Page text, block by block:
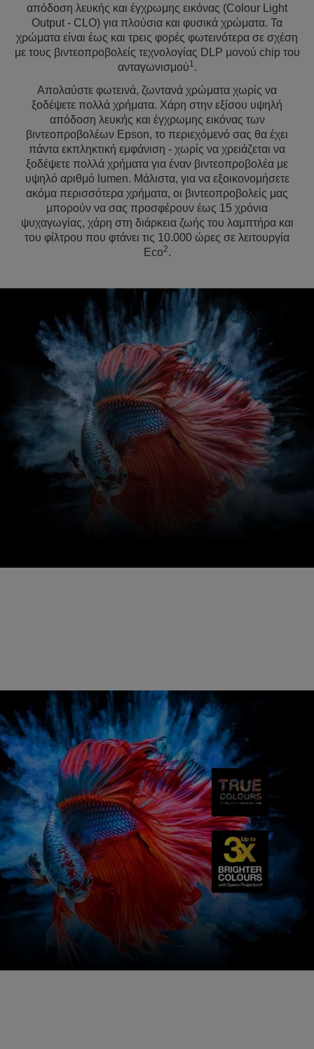
απόδοση λευκής και έγχρωμης εικόνας (Colour Light
Output - CLO) για πλούσια και φυσικά χρώματα. Τα
χρώματα είναι έως και τρεις φορές φωτεινότερα σε σχέση
με τους βιντεοπροβολείς τεχνολογίας DLP μονού chip του
ανταγωνισμού1.
Απολαύστε φωτεινά, ζωντανά χρώματα χωρίς να
ξοδέψετε πολλά χρήματα. Χάρη στην εξίσου υψηλή
απόδοση λευκής και έγχρωμης εικόνας των
βιντεοπροβολέων Epson, το περιεχόμενό σας θα έχει
πάντα εκπληκτική εμφάνιση - χωρίς να χρειάζεται να
ξοδέψετε πολλά χρήματα για έναν βιντεοπροβολέα με
υψηλό αριθμό lumen. Μάλιστα, για να εξοικονομήσετε
ακόμα περισσότερα χρήματα, οι βιντεοπροβολείς μας
μπορούν να σας προσφέρουν έως 15 χρόνια
ψυχαγωγίας, χάρη στη διάρκεια ζωής του λαμπτήρα και
του φίλτρου που φτάνει τις 10.000 ώρες σε λειτουργία
Eco2.